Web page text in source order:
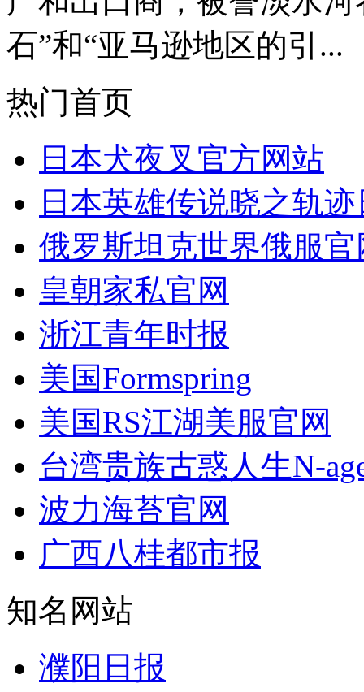
石”和“亚马逊地区的引...
热门首页
日本犬夜叉官方网站
日本英雄传说晓之轨
俄罗斯坦克世界俄服官
皇朝家私官网
浙江青年时报
美国Formspring
美国RS江湖美服官网
台湾贵族古惑人生N-
波力海苔官网
广西八桂都市报
知名网站
濮阳日报